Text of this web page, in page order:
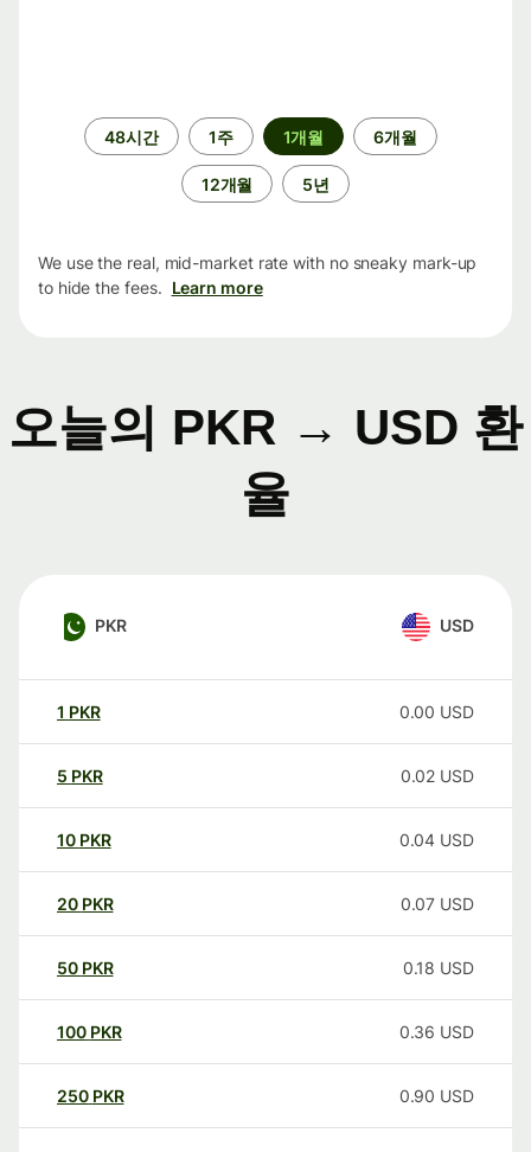
48시간 1주 1개월 6개월
12개월 5년
We use the real, mid-market rate with no sneaky mark-up
to hide the fees. Learn more
오늘의 PKR → USD 환
율
PKR USD
1 PKR 0.00 USD
5 PKR 0.02 USD
10 PKR 0.04 USD
20 PKR 0.07 USD
50 PKR 0.18 USD
100 PKR 0.36 USD
250 PKR 0.90 USD